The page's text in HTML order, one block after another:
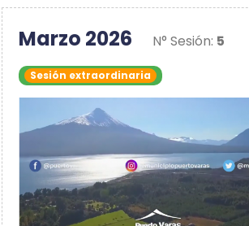
Marzo 2026 N° Sesión: 5
Sesión extraordinaria